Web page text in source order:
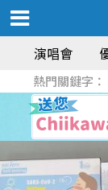
演唱會
熱門關鍵字：